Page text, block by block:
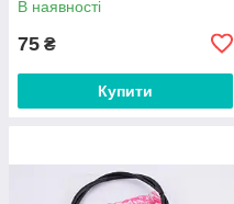
В наявності
75 ₴
Купити